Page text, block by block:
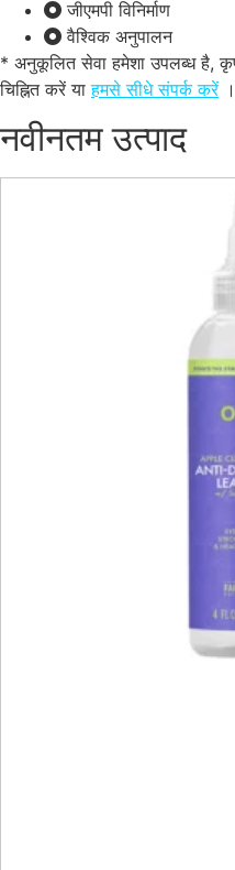
जीएमपी विनिर्माण
वैश्विक अनुपालन
* अनुकूलित सेवा हमेशा उपलब्ध है,
चिह्नित करें याहमसे सीधे संपर्क करें।
नवीनतम उत्पाद